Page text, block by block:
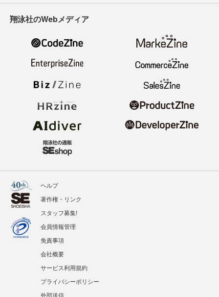
翔泳社のWebメディア
ヘルプ
著作権・リンク
スタッフ募集!
会員情報管理
免責事項
会社概要
サービス利用規約
プライバシーポリシー
外部送信